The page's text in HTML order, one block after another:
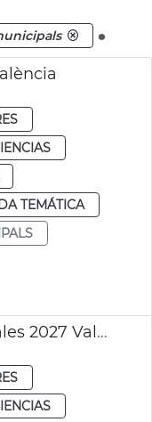
.
TEMÁTICA
Proyectos Fallas Municipales 2027 València